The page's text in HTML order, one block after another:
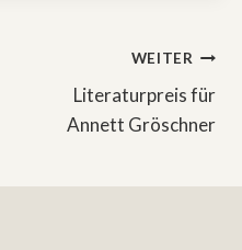
WEITER
Literaturpreis für
Annett Gröschner